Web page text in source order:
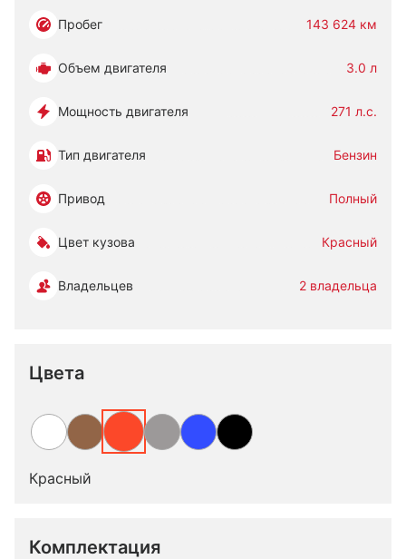
Пробег 143 624 км
Объем двигателя 3.0 л
Мощность двигателя 271 л.с.
Тип двигателя Бензин
Привод Полный
Цвет кузова Красный
Владельцев 2 владельца
Цвета
Красный
Комплектация